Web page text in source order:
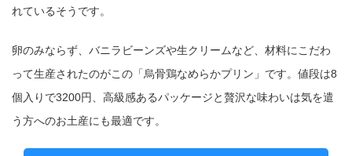
れているそうです。
卵のみならず、バニラビーンズや生クリームなど、材料にこだわ
って生産されたのがこの「烏骨鶏なめらかプリン」です。値段は8
個入りで3200円、高級感あるパッケージと贅沢な味わいは気を遣
う方へのお土産にも最適です。